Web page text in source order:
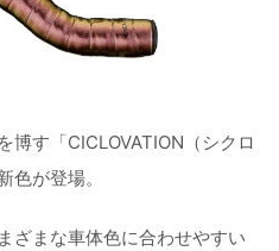
博す「CICLOVATION（シクロ
色が登場。
ざまな車体色に合わせやすい